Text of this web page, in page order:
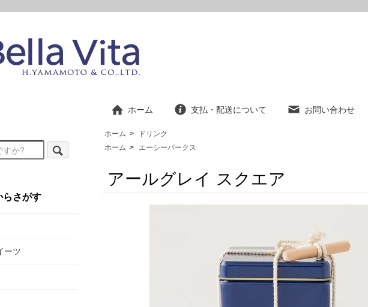
ホーム 支払・配送について お問い合わせ
ホーム >
ドリンク
ホーム > エーシーパークス
アールグレイ スクエア
らさがす
ーツ